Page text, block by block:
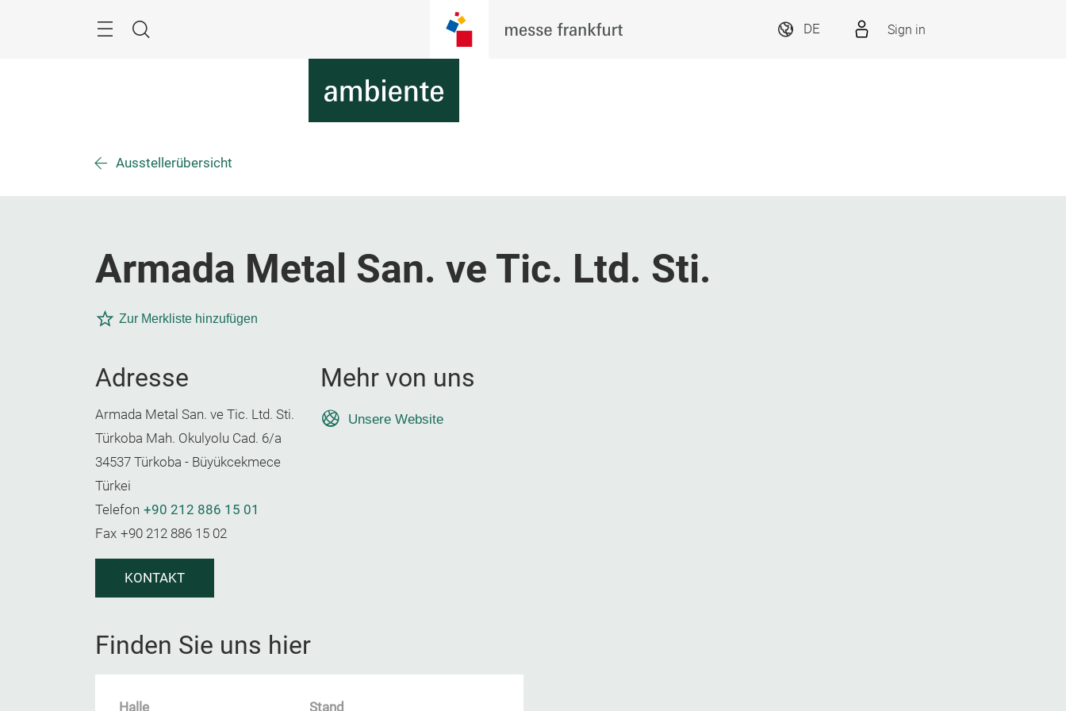
Suche
DE Sign in
Ausstellerübersicht
Armada Metal San. ve Tic. Ltd. Sti.
Zur Merkliste hinzufügen
Adresse
Armada Metal San. ve Tic. Ltd. Sti.
Türkoba Mah. Okulyolu Cad. 6/a
34537 Türkoba - Büyükcekmece
Türkei
Telefon +90 212 886 15 01
Fax +90 212 886 15 02
KONTAKT
Mehr von uns
Unsere Website
Finden Sie uns hier
Halle Stand